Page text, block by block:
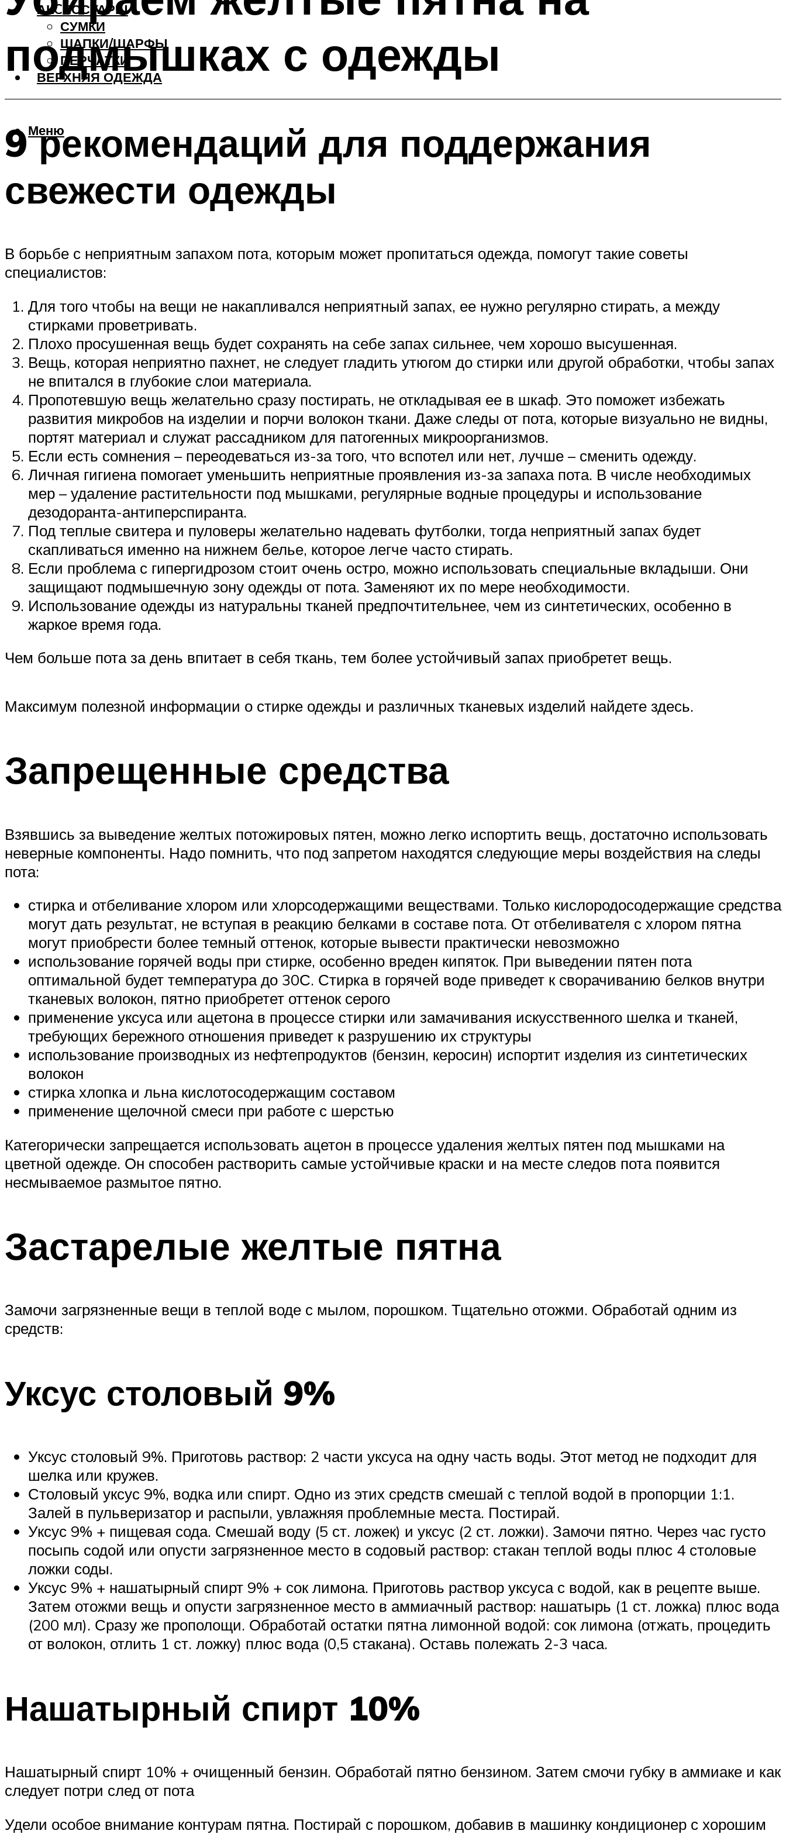
АКCЕССУАРЫ
СУМКИ
ШАПКИ/ШАРФЫ
ПЕРЧАТКИ
ВЕРХНЯЯ ОДЕЖДА
Меню
подмышках с одежды
9 рекомендаций для поддержания
свежести одежды
В борьбе с неприятным запахом пота, которым может пропитаться одежда, помогут такие советы
специалистов:
Для того чтобы на вещи не накапливался неприятный запах, ее нужно регулярно стирать, а между
стирками проветривать.
Плохо просушенная вещь будет сохранять на себе запах сильнее, чем хорошо высушенная.
Вещь, которая неприятно пахнет, не следует гладить утюгом до стирки или другой обработки, чтобы запах
не впитался в глубокие слои материала.
Пропотевшую вещь желательно сразу постирать, не откладывая ее в шкаф. Это поможет избежать
развития микробов на изделии и порчи волокон ткани. Даже следы от пота, которые визуально не видны,
портят материал и служат рассадником для патогенных микроорганизмов.
Если есть сомнения – переодеваться из-за того, что вспотел или нет, лучше – сменить одежду.
Личная гигиена помогает уменьшить неприятные проявления из-за запаха пота. В числе необходимых
мер – удаление растительности под мышками, регулярные водные процедуры и использование
дезодоранта-антиперспиранта.
Под теплые свитера и пуловеры желательно надевать футболки, тогда неприятный запах будет
скапливаться именно на нижнем белье, которое легче часто стирать.
Если проблема с гипергидрозом стоит очень остро, можно использовать специальные вкладыши. Они
защищают подмышечную зону одежды от пота. Заменяют их по мере необходимости.
Использование одежды из натуральны тканей предпочтительнее, чем из синтетических, особенно в
жаркое время года.
Чем больше пота за день впитает в себя ткань, тем более устойчивый запах приобретет вещь.
Максимум полезной информации о стирке одежды и различных тканевых изделий найдете здесь.
Запрещенные средства
Взявшись за выведение желтых потожировых пятен, можно легко испортить вещь, достаточно использовать
неверные компоненты. Надо помнить, что под запретом находятся следующие меры воздействия на следы
пота:
стирка и отбеливание хлором или хлорсодержащими веществами. Только кислородосодержащие средства
могут дать результат, не вступая в реакцию белками в составе пота. От отбеливателя с хлором пятна
могут приобрести более темный оттенок, которые вывести практически невозможно
использование горячей воды при стирке, особенно вреден кипяток. При выведении пятен пота
оптимальной будет температура до 30С. Стирка в горячей воде приведет к сворачиванию белков внутри
тканевых волокон, пятно приобретет оттенок серого
применение уксуса или ацетона в процессе стирки или замачивания искусственного шелка и тканей,
требующих бережного отношения приведет к разрушению их структуры
использование производных из нефтепродуктов (бензин, керосин) испортит изделия из синтетических
волокон
стирка хлопка и льна кислотосодержащим составом
применение щелочной смеси при работе с шерстью
Категорически запрещается использовать ацетон в процессе удаления желтых пятен под мышками на
цветной одежде. Он способен растворить самые устойчивые краски и на месте следов пота появится
несмываемое размытое пятно.
Застарелые желтые пятна
Замочи загрязненные вещи в теплой воде с мылом, порошком. Тщательно отожми. Обработай одним из
средств:
Уксус столовый 9%
Уксус столовый 9%. Приготовь раствор: 2 части уксуса на одну часть воды. Этот метод не подходит для
шелка или кружев.
Столовый уксус 9%, водка или спирт. Одно из этих средств смешай с теплой водой в пропорции 1:1.
Залей в пульверизатор и распыли, увлажняя проблемные места. Постирай.
Уксус 9% + пищевая сода. Смешай воду (5 ст. ложек) и уксус (2 ст. ложки). Замочи пятно. Через час густо
посыпь содой или опусти загрязненное место в содовый раствор: стакан теплой воды плюс 4 столовые
ложки соды.
Уксус 9% + нашатырный спирт 9% + сок лимона. Приготовь раствор уксуса с водой, как в рецепте выше.
Затем отожми вещь и опусти загрязненное место в аммиачный раствор: нашатырь (1 ст. ложка) плюс вода
(200 мл). Сразу же прополощи. Обработай остатки пятна лимонной водой: сок лимона (отжать, процедить
от волокон, отлить 1 ст. ложку) плюс вода (0,5 стакана). Оставь полежать 2-3 часа.
Нашатырный спирт 10%
Нашатырный спирт 10% + очищенный бензин. Обработай пятно бензином. Затем смочи губку в аммиаке и как
следует потри след от пота
Удели особое внимание контурам пятна. Постирай с порошком, добавив в машинку кондиционер с хорошим